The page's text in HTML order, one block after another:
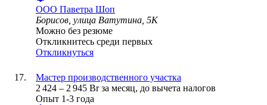
ООО Паветра Шоп
Борисов, улица Ватутина, 5К
Можно без резюме
Откликнитесь среди первых
Откликнуться
Мастер производственного участка
2 424 – 2 945 Br за месяц, до вычета налогов
Опыт 1-3 года